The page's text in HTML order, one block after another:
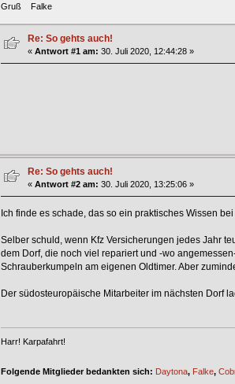
Gruß Falke
Re: So gehts auch!
« Antwort #1 am: 30. Juli 2020, 12:44:28 »
Re: So gehts auch!
« Antwort #2 am: 30. Juli 2020, 13:25:06 »
Ich finde es schade, das so ein praktisches Wissen
Selber schuld, wenn Kfz Versicherungen jedes Jahr
dem Dorf, die noch viel repariert und -wo
Schrauberkumpeln am eigenen Oldtimer. Aber
Der südosteuropäische Mitarbeiter im nächsten Dorf
Harr! Karpafahrt!
Folgende Mitglieder bedankten sich: Daytona, Falke,